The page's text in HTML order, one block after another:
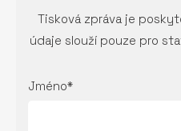
Tisková zpráva je
údaje slouží pouze pro
Jméno*